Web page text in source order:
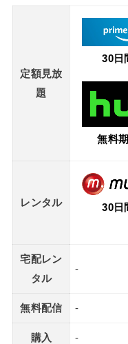
定額見放
題
30日
無料
レンタル
30日
宅配レン
タル
-
無料配信 -
購入 -